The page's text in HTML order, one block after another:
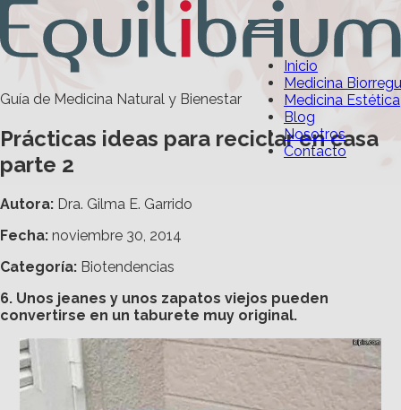
Inicio
Medicina
Medicina Estética
Blog
Nosotros
Contacto
Guía de Medicina Natural y Bienestar
Prácticas ideas para reciclar en casa
parte 2
Autora: Dra. Gilma E. Garrido
Fecha: noviembre 30, 2014
Categoría: Biotendencias
6. Unos jeanes y unos zapatos viejos pueden
convertirse en un taburete muy original.